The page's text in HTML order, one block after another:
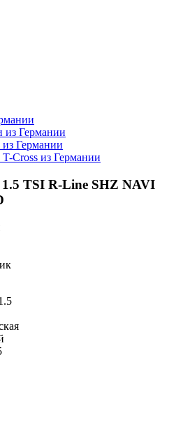
из Германии
Германии
Cross из Германии
1.5 TSI R-Line SHZ NAVI